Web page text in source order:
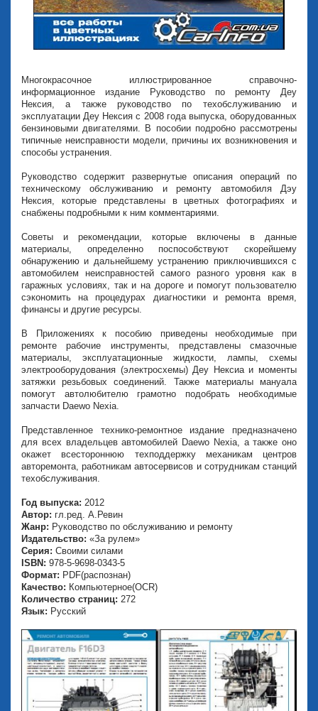
Многокрасочное иллюстрированное справочно-
информационное издание Руководство по ремонту Деу
Нексия, а также руководство по техобслуживанию и
эксплуатации Деу Нексия с 2008 года выпуска, оборудованных
бензиновыми двигателями. В пособии подробно рассмотрены
типичные неисправности модели, причины их возникновения и
способы устранения.
Руководство содержит развернутые описания операций по
техническому обслуживанию и ремонту автомобиля Дэу
Нексия, которые представлены в цветных фотографиях и
снабжены подробными к ним комментариями.
Советы и рекомендации, которые включены в данные
материалы, определенно поспособствуют скорейшему
обнаружению и дальнейшему устранению приключившихся с
автомобилем неисправностей самого разного уровня как в
гаражных условиях, так и на дороге и помогут пользователю
сэкономить на процедурах диагностики и ремонта время,
финансы и другие ресурсы.
В Приложениях к пособию приведены необходимые при
ремонте рабочие инструменты, представлены смазочные
материалы, эксплуатационные жидкости, лампы, схемы
электрооборудования (электросхемы) Деу Нексиа и моменты
затяжки резьбовых соединений. Также материалы мануала
помогут автолюбителю грамотно подобрать необходимые
запчасти Daewo Nexia.
Представленное технико-ремонтное издание предназначено
для всех владельцев автомобилей Daewo Nexia, а также оно
окажет всестороннюю техподдержку механикам центров
авторемонта, работникам автосервисов и сотрудникам станций
техобслуживания.
Год выпуска: 2012
Автор: гл.ред. А.Ревин
Жанр: Руководство по обслуживанию и ремонту
Издательство: «За рулем»
Серия: Своими силами
ISBN: 978-5-9698-0343-5
Формат: PDF(распознан)
Качество: Компьютерное(OCR)
Количество страниц: 272
Язык: Русский